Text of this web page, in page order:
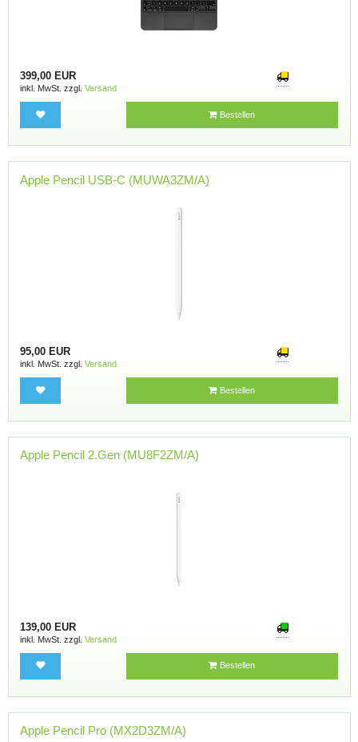
399,00 EUR
inkl. MwSt. zzgl. Versand
Bestellen
Apple Pencil USB-C (MUWA3ZM/A)
95,00 EUR
inkl. MwSt. zzgl. Versand
Bestellen
Apple Pencil 2.Gen (MU8F2ZM/A)
139,00 EUR
inkl. MwSt. zzgl. Versand
Bestellen
Apple Pencil Pro (MX2D3ZM/A)